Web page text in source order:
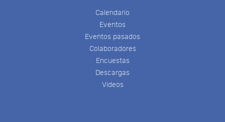
Calendario
Eventos
Eventos pasados
Colaboradores
Encuestas
Descargas
Videos